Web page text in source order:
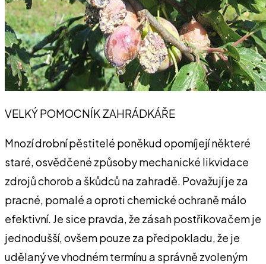
VELKÝ POMOCNÍK ZAHRÁDKÁŘE
Mnozí drobní pěstitelé poněkud opomíjejí některé
staré, osvědčené způsoby mechanické likvidace
zdrojů chorob a škůdců na zahradě. Považují je za
pracné, pomalé a oproti chemické ochraně málo
efektivní. Je sice pravda, že zásah postřikovačem je
jednodušší, ovšem pouze za předpokladu, že je
udělaný ve vhodném termínu a správně zvoleným